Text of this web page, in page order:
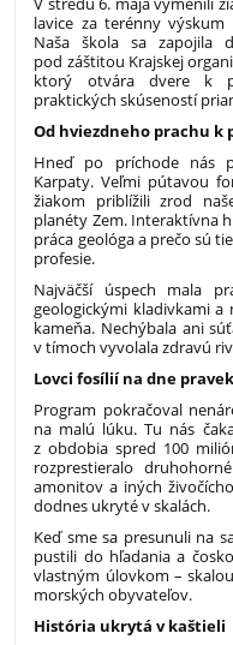
lavice za terénny
Naša škola sa zapojila
pod záštitou Krajskej
ktorý otvára dvere k
praktických skúseností
Od hviezdneho prachu k
Hneď po príchode nás
Karpaty. Veľmi pútavou
žiakom priblížili zrod
planéty Zem. Interaktívna
práca geológa a prečo sú
profesie.
Najväčší úspech mala
geologickými kladivkami a
kameňa. Nechýbala ani
v tímoch vyvolala zdravú
Lovci fosílií na dne
Program pokračoval
na malú lúku. Tu nás
z obdobia spred 100
rozprestieralo
amonitov a iných
dodnes ukryté v skalách.
Keď sme sa presunuli na
pustili do hľadania a
vlastným úlovkom –
morských obyvateľov.
História ukrytá v kaštieli